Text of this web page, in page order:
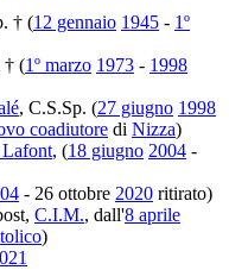
† (12 gennaio 1945 - 1º
† (1º marzo 1973 - 1998
, C.S.Sp. (27 giugno 1998
coadiutore di Nizza)
, (18 giugno 2004 -
- 26 ottobre 2020 ritirato)
C.I.M., dall'8 aprile
)